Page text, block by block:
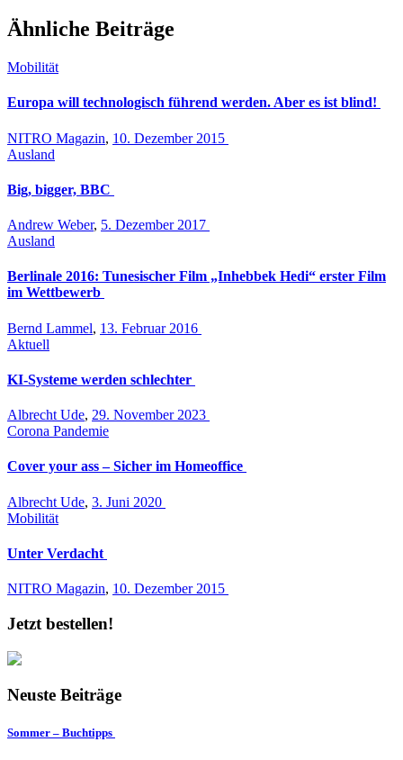
Ähnliche Beiträge
Mobilität
Europa will technologisch führend werden. Aber es ist blind!
NITRO Magazin, 10. Dezember 2015
Ausland
Big, bigger, BBC
Andrew Weber, 5. Dezember 2017
Ausland
Berlinale 2016: Tunesischer Film „Inhebbek Hedi“ erster Film
im Wettbewerb
Bernd Lammel, 13. Februar 2016
Aktuell
KI-Systeme werden schlechter
Albrecht Ude, 29. November 2023
Corona Pandemie
Cover your ass – Sicher im Homeoffice
Albrecht Ude, 3. Juni 2020
Mobilität
Unter Verdacht
NITRO Magazin, 10. Dezember 2015
Jetzt bestellen!
Neuste Beiträge
Sommer – Buchtipps